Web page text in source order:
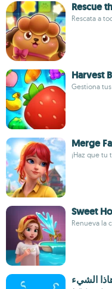
Rescue
Rescata a
Harvest
Gestiona
Merge
¡Haz que tu
Sweet
Renueva la
الشيء